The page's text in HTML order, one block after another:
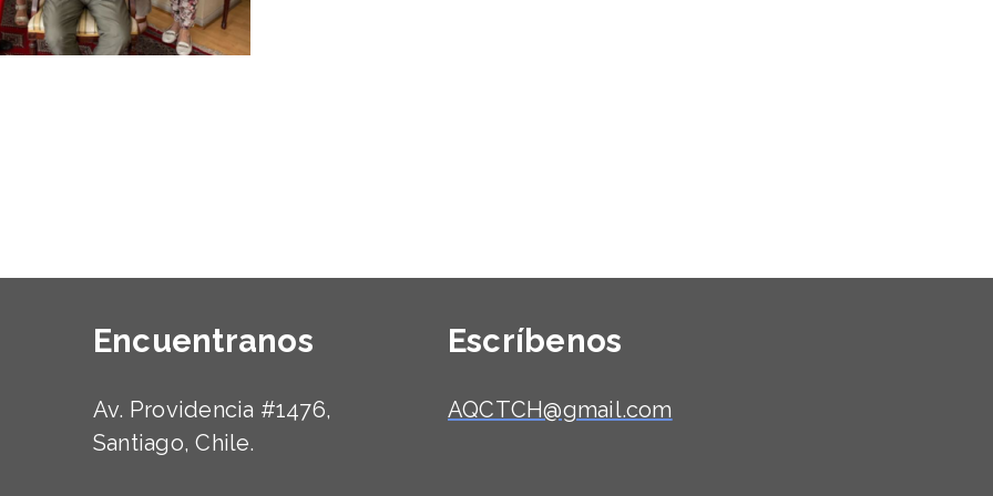
Encuentranos
Av. Providencia #1476,
Santiago, Chile.
Escríbenos
AQCTCH@gmail.com